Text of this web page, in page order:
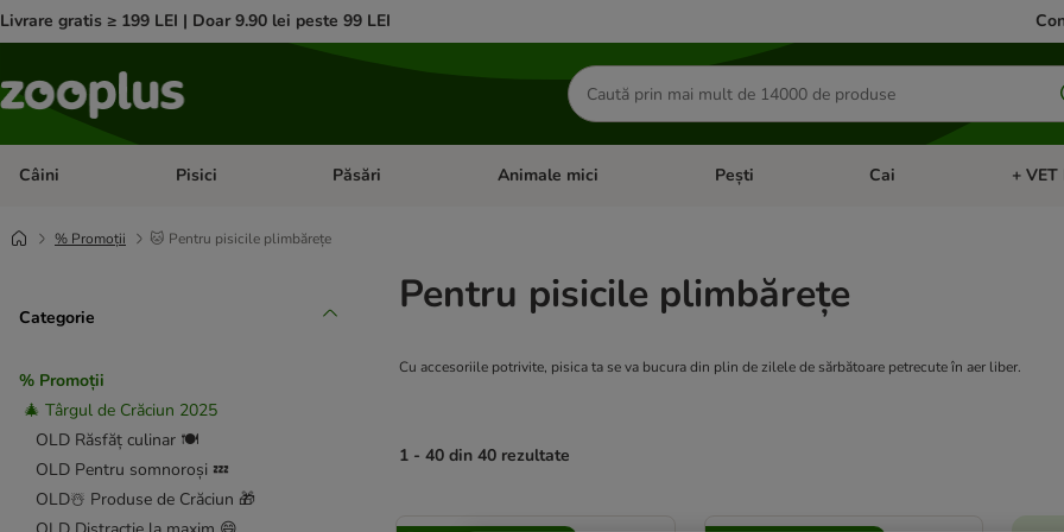
Livrare gratis ≥ 199 LEI | Doar 9.90 lei peste 99 LEI
Căutare
produse
Câini Deschideți meniul cu categorii: Câini
Pisici Deschideți meniul cu categorii: Pisici
Păsări Deschideți meniul cu categorii: Păsări
Animale mici Deschideți meniul cu categorii: Animale mici
Pești Deschideți meniul cu
Cai +
% Promoții 🐱 Pentru pisicile plimbărețe
Categorie
% Promoții
🎄 Târgul de Crăciun 2025
OLD Răsfăț culinar 🍽️
OLD Pentru somnoroși 💤
OLD☃️ Produse de Crăciun 🎁
Pentru pisicile plimbărețe
Cu accesoriile potrivite, pisica ta se va bucura din plin de zilele de sărbătoare petrecute în aer liber.
1 - 40 din 40 rezultate